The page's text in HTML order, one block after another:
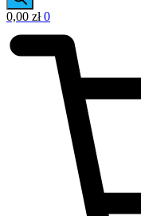
0,00 zł 0